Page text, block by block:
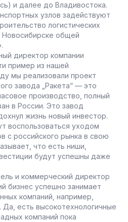
и далее до Владивостока.
узлов задействуют
логистических
Новосибирске общей
директор компании
пример из нашей
мы реализовали проект
завода „Ракета“ — это
производство, полный
в России. Это завод
жизнь новый инвестор.
воспользоваться уходом
с российского рынка в свою
что есть ниши,
будут успешны даже
и коммерческий директор
бизнес успешно занимает
компаний, например,
Да, есть высокотехнологичные
компаний пока